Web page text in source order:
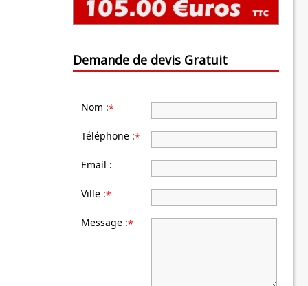
Demande de devis Gratuit
Nom :*
Téléphone :*
Email :
Ville :*
Message :*